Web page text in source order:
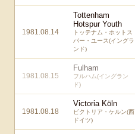
1981.08.14
Tottenham
Hotspur Youth
トッテナム・ホットス
パー・ユース(イングラ
ンド)
1981.08.15
Fulham
フルハム(イングラン
ド)
1981.08.18
Victoria Köln
ビクトリア・ケルン(西
ドイツ)